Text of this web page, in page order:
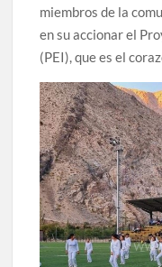
miembros de la
en su accionar el
(PEI), que es el